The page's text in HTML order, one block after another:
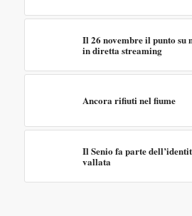
Il 26 novembre il punto su
in diretta streaming
Ancora rifiuti nel fiume
Il Senio fa parte
vallata